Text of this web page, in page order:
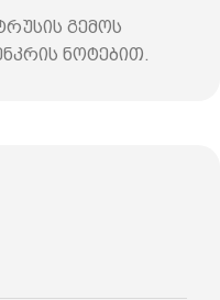
გემოს
ნოტებით.